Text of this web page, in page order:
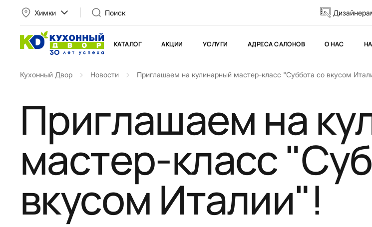
Химки Поиск
КАТАЛОГ АКЦИИ УСЛУГИ АДРЕСА САЛОНОВ О НАС
Кухонный Двор Новости Приглашаем на кулинарный мастер-класс "Суббота со вкусом
Приглашаем на
мастер-класс
вкусом Италии"!